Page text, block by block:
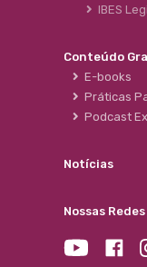
IBES
Conteúdo
E-books
Práticas
Podcast
Notícias
Nossas